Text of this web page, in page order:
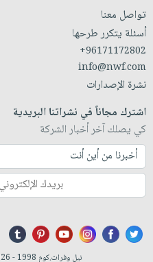
تواصل معنا
أسئلة يتكرر طرحها
+96171172802
info@nwf.com
نشرة الإصدارات
اشترك مجاناً في نشراتنا البريدية
كي يصلك آخر أخبار الشركة
نيل وفرات.كوم 1998 - 2026. كافة الحقوق محفوظة ©